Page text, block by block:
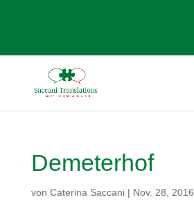
Demeterhof
von Caterina Saccani| Nov. 28, 2016